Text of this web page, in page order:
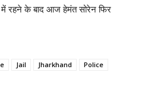
में रहने के बाद आज हेमंत सोरेन फिर
Jail Jharkhand
Police